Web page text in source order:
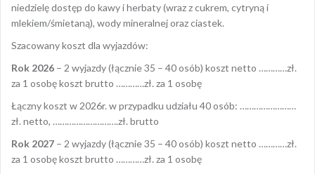
niedzielę dostęp do kawy i herbaty (wraz z cukrem, cytryną i
mlekiem/śmietaną), wody mineralnej oraz ciastek.
Szacowany koszt dla wyjazdów:
Rok 2026 – 2 wyjazdy (łącznie 35 – 40 osób) koszt netto …………zł.
za 1 osobę koszt brutto …………zł. za 1 osobę
Łączny koszt w 2026r. w przypadku udziału 40 osób: ……………………
zł. netto, ……………………….zł. brutto
Rok 2027 – 2 wyjazdy (łącznie 35 – 40 osób) koszt netto …………zł.
za 1 osobę koszt brutto …………zł. za 1 osobę